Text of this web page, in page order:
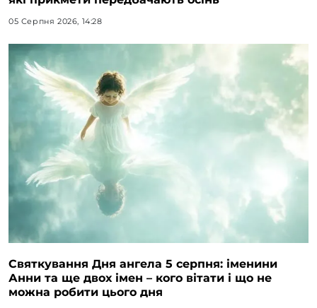
05 Серпня 2026, 14:28
Святкування Дня ангела 5 серпня: іменини
Анни та ще двох імен – кого вітати і що не
можна робити цього дня